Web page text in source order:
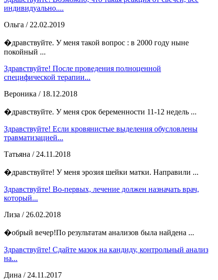
индивидуально....
Ольга / 22.02.2019
�дравствуйте. У меня такой вопрос : в 2000 году ныне
покойный ...
Здравствуйте! После проведения полноценной
специфической терапии...
Вероника / 18.12.2018
�дравствуйте. У меня срок беременности 11-12 недель ...
Здравствуйте! Если кровянистые выделения обусловлены
травматизацией...
Татьяна / 24.11.2018
�дравствуйте! У меня эрозия шейки матки. Направили ...
Здравствуйте! Во-первых, лечение должен назначать врач,
который...
Лиза / 26.02.2018
�обрый вечер!По результатам анализов была найдена ...
Здравствуйте! Сдайте мазок на кандиду, контрольный анализ
на...
Дина / 24.11.2017